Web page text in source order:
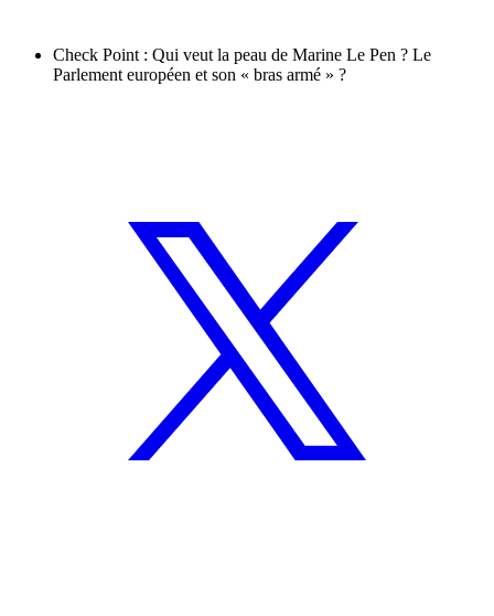
Check Point : Qui veut la peau de Marine Le Pen ? Le
Parlement européen et son « bras armé » ?